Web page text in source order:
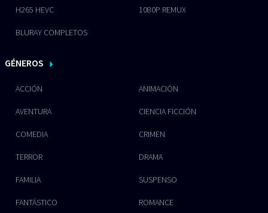
H265 HEVC 1080P REMUX
BLURAY COMPLETOS
GÉNEROS
ACCIÓN ANIMACIÓN
AVENTURA CIENCIA FICCIÓN
COMEDIA CRIMEN
TERROR DRAMA
FAMILIA SUSPENSO
FANTÁSTICO ROMANCE